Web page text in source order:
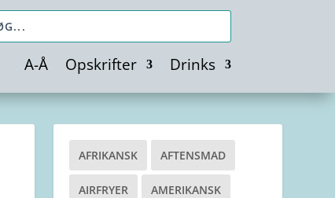
A-Å Opskrifter Drinks
AFRIKANSK AFTENSMAD
AIRFRYER AMERIKANSK